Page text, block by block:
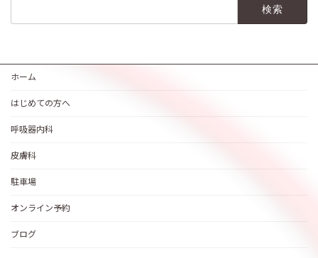
ホーム
はじめての方へ
呼吸器内科
皮膚科
駐車場
オンライン予約
ブログ